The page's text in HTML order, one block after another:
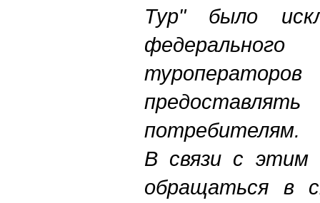
Тур" было
предоставлять
потребителям.
В связи с этим
обращаться в